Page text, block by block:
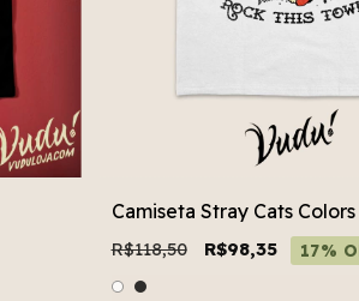
Camiseta Stray Cats Colors
R$118,50 R$98,35 17%